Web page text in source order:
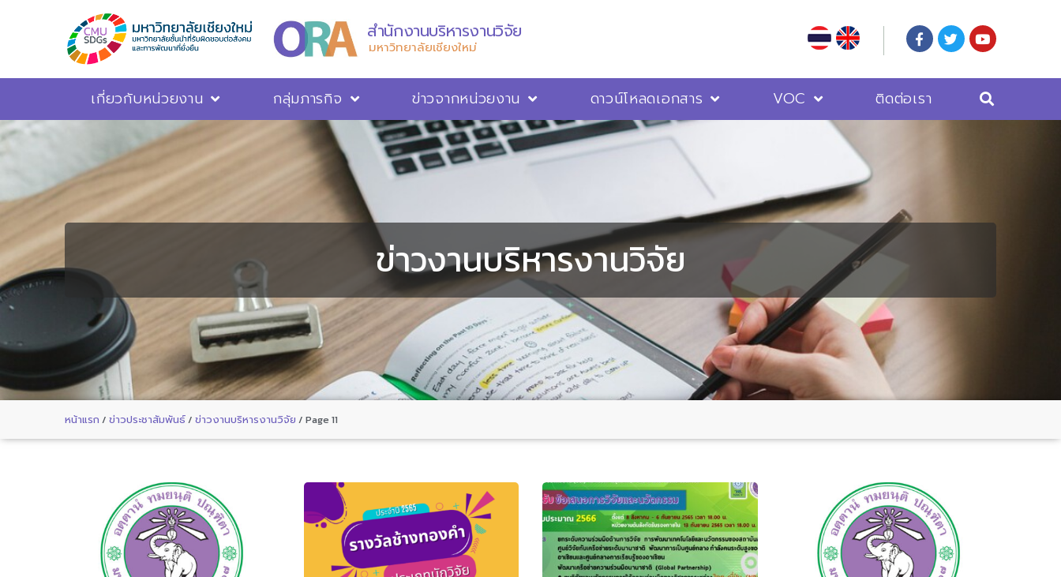
สำนักงานบริหารงานวิจัย
มหาวิทยาลัยเชียงใหม่
เกี่ยวกับหน่วยงาน กลุ่มภารกิจ ข่าวจากหน่วยงาน ดาวน์โหลดเอกสาร VOC ติดต่อเรา
ข่าวงานบริหารงานวิจัย
หน้าแรก / ข่าวประชาสัมพันธ์/ ข่าวงานบริหารงานวิจัย / Page 11